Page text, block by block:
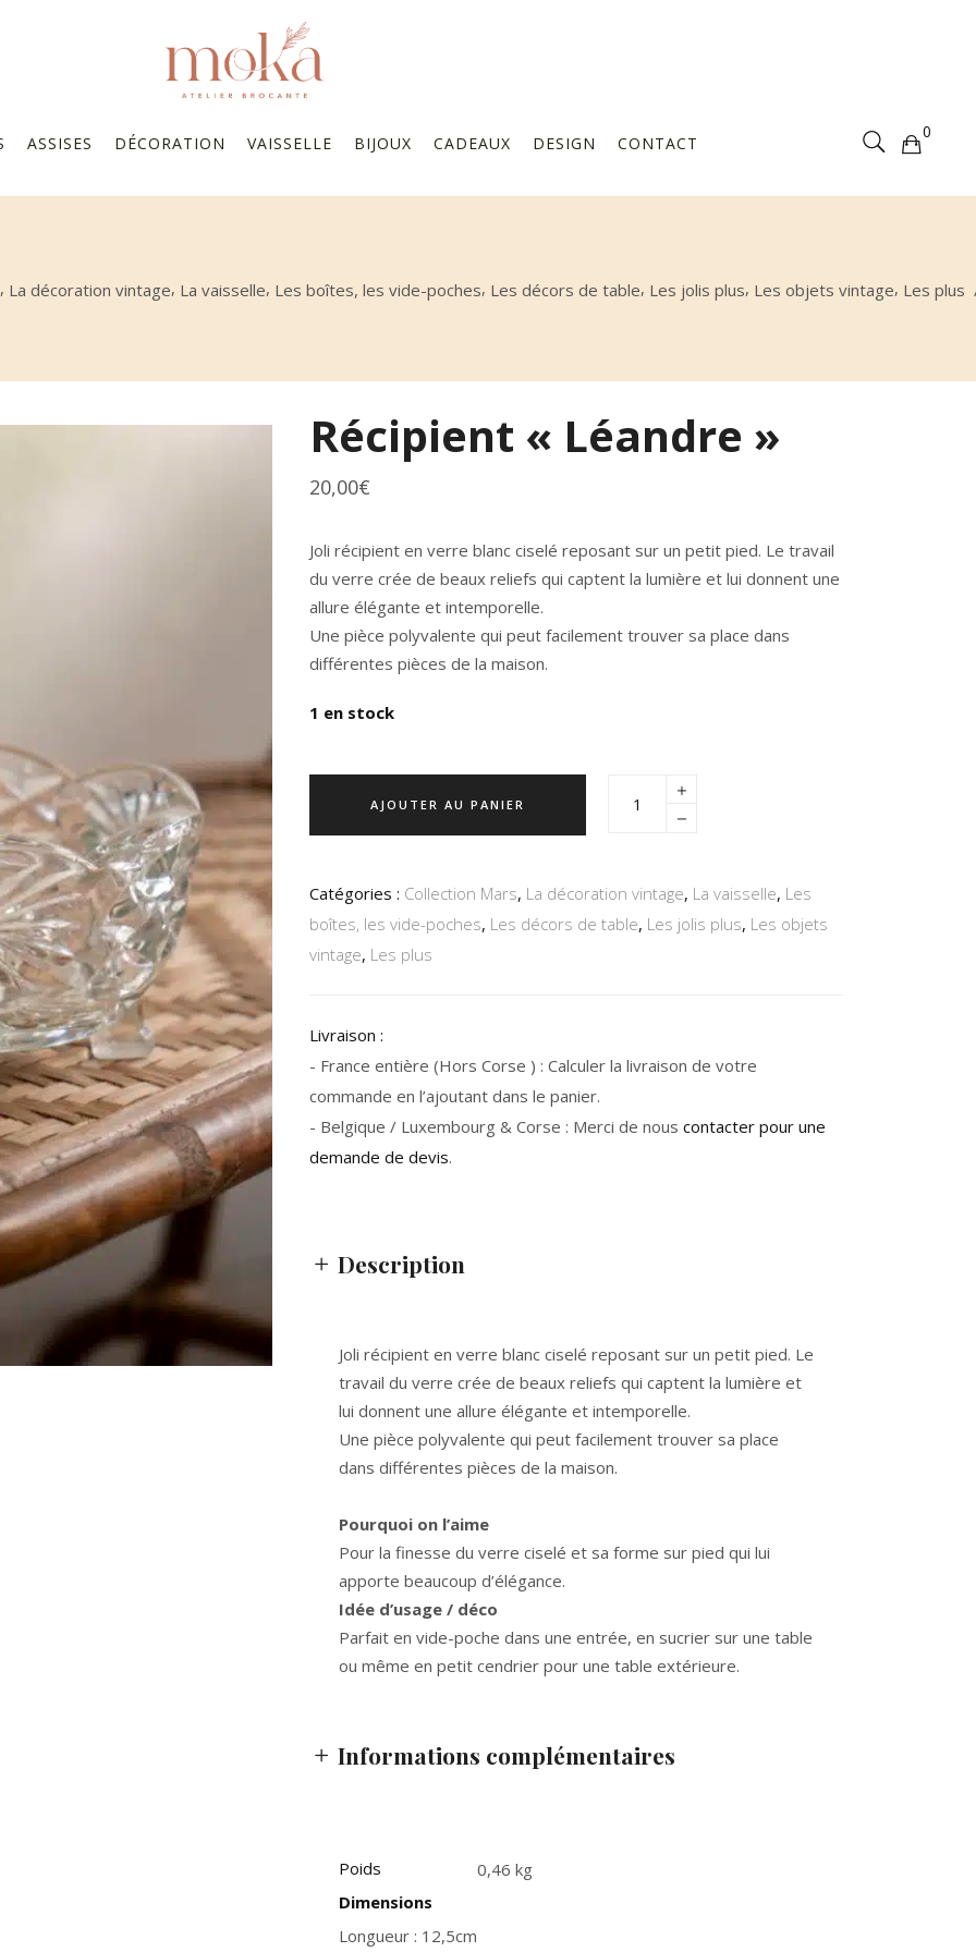
ASSISES DÉCORATION VAISSELLE BIJOUX CADEAUX DESIGN CONTACT
0
Votre sélection est vide
, La décoration vintage, La vaisselle, Les boîtes, les vide-poches, Les décors de table, Les jolis plus, Les objets vintage, Les plus
Récipient « Léandre »
20,00€
Joli récipient en verre blanc ciselé reposant sur un petit pied. Le travail
du verre crée de beaux reliefs qui captent la lumière et lui donnent une
allure élégante et intemporelle.
Une pièce polyvalente qui peut facilement trouver sa place dans
différentes pièces de la maison.
1 en stock
AJOUTER AU PANIER
Catégories : Collection Mars, La décoration vintage, La vaisselle, Les
boîtes, les vide-poches, Les décors de table, Les jolis plus, Les objets
vintage, Les plus
Livraison :
- France entière (Hors Corse ) : Calculer la livraison de votre
commande en l’ajoutant dans le panier.
- Belgique / Luxembourg & Corse : Merci de nous contacter pour une
demande de devis.
Description
Joli récipient en verre blanc ciselé reposant sur un petit pied. Le
travail du verre crée de beaux reliefs qui captent la lumière et
lui donnent une allure élégante et intemporelle.
Une pièce polyvalente qui peut facilement trouver sa place
dans différentes pièces de la maison.
Pourquoi on l’aime
Pour la finesse du verre ciselé et sa forme sur pied qui lui
apporte beaucoup d’élégance.
Idée d’usage / déco
Parfait en vide-poche dans une entrée, en sucrier sur une table
ou même en petit cendrier pour une table extérieure.
Informations complémentaires
Poids
0,46 kg
Dimensions
Longueur : 12,5cm